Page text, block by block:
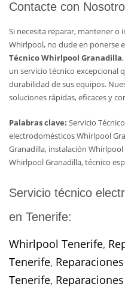
Contacte con
Si necesita reparar, mantener o
Whirlpool, no dude en ponerse
Técnico Whirlpool Granadilla
un servicio técnico excepcional
durabilidad de sus equipos.
soluciones rápidas, eficaces y
Palabras clave: Servicio
electrodomésticos Whirlpool
Granadilla, instalación
Whirlpool Granadilla, técnico
Servicio técnico
en Tenerife:
Whirlpool Tenerife,
Tenerife,
Tenerife,